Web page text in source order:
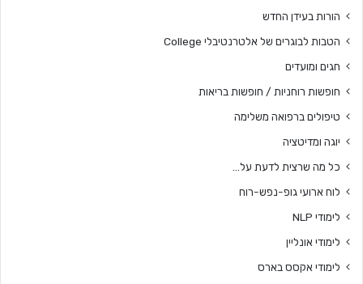
הורות בעידן החדש
הטבות לבוגרים של אלטרנטיבלי College
חגים ומועדים
חופשות רוחניות / חופשות בריאות
טיפולים ברפואה משלימה
יוגה ומדיטציה
כל מה שרצית לדעת על…
לוח ארועי גופ-נפש-רוח
לימודי NLP
לימודי אונליין
לימודי אקסס בארס